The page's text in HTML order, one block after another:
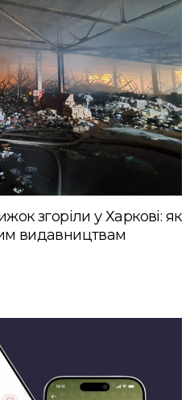
згоріли у Харкові: як
видавництвам